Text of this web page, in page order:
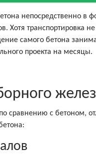
непосредственно в
Хотя транспортировка
самого бетона
проекта на месяцы.
сравнению с бетоном,